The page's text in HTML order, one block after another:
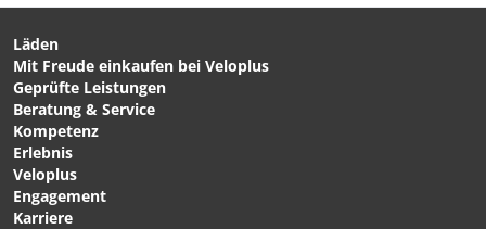
CHF 11.90
BIKELINE Radkarte
MALLORCA OST von
BIKELINE
CHF 14.90
Läden
Mit Freude einkaufen bei Veloplus
Geprüfte Leistungen
Beratung & Service
Kompetenz
Erlebnis
Veloplus
Engagement
Karriere